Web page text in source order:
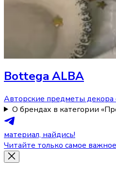
Bottega ALBA
Авторские предметы декора
О брендах в категории
материал, найдись!
Читайте только самое